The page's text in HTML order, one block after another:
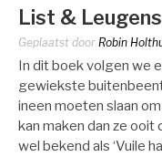
List &
Geplaatst door Robin
In dit boek volgen we
gewiekste
ineen moeten slaan
kan maken dan ze ooit
wel bekend als ‘Vuile